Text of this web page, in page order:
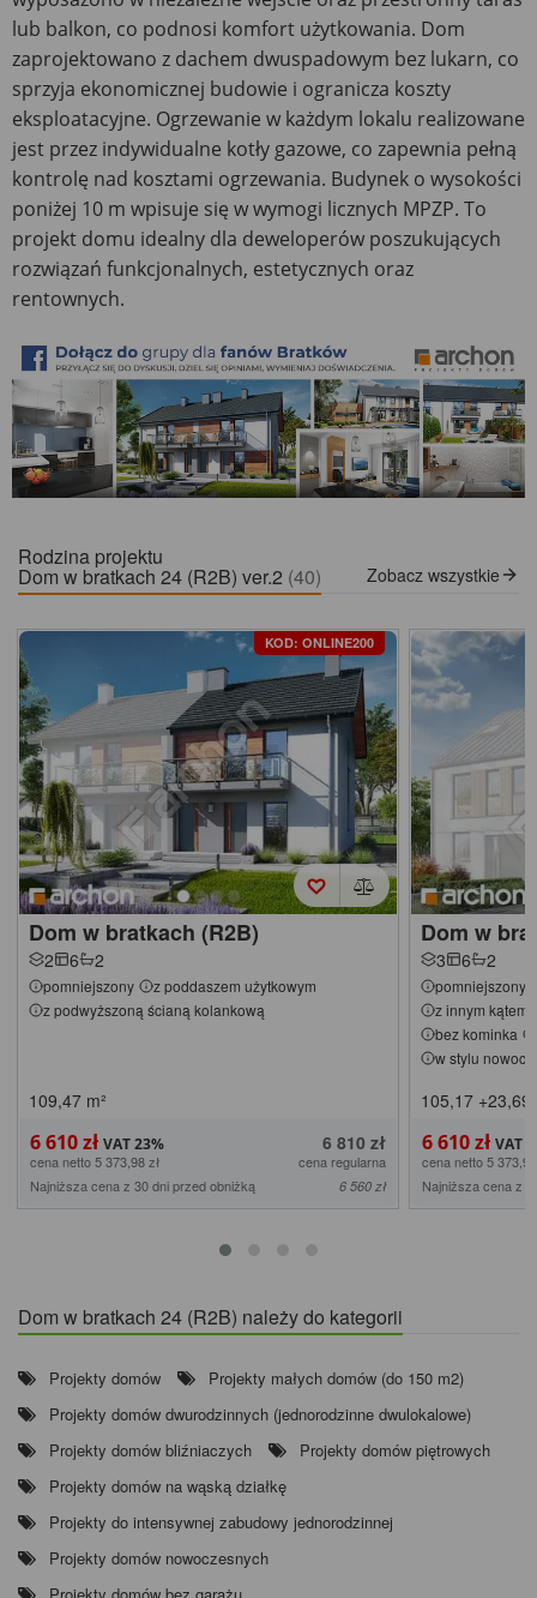
lub balkon, co podnosi komfort użytkowania. Dom
zaprojektowano z dachem dwuspadowym bez lukarn, co
sprzyja ekonomicznej budowie i ogranicza koszty
eksploatacyjne. Ogrzewanie w każdym lokalu realizowane
jest przez indywidualne kotły gazowe, co zapewnia pełną
kontrolę nad kosztami ogrzewania. Budynek o wysokości
poniżej 10 m wpisuje się w wymogi licznych MPZP. To
projekt domu idealny dla deweloperów poszukujących
rozwiązań funkcjonalnych, estetycznych oraz
rentownych.
Rodzina projektu
Dom w bratkach 24 (R2B) ver.2 (40) Zobacz wszystkie
KOD: ONLINE200
Dom w bratkach (R2B)
2 6 2
pomniejszony
z poddaszem użytkowym
z podwyższoną ścianą kolankową
109,47 m²
6 610 zł 6 810 zł
cena netto 5 373,98 zł
cena regularna
Najniższa cena z 30 dni przed obniżką
6 560 zł
Dom w
3 6 2
pomniejszony
z innym kątem
bez kominka
w stylu
105,17 +23,69
6 610 zł
cena netto 5
Najniższa cena z
Dom w bratkach 24 (R2B) należy do kategorii
Projekty domów
Projekty małych domów (do 150 m2)
Projekty domów dwurodzinnych (jednorodzinne dwulokalowe)
Projekty domów bliźniaczych
Projekty domów piętrowych
Projekty domów na wąską działkę
Projekty do intensywnej zabudowy jednorodzinnej
Projekty domów nowoczesnych